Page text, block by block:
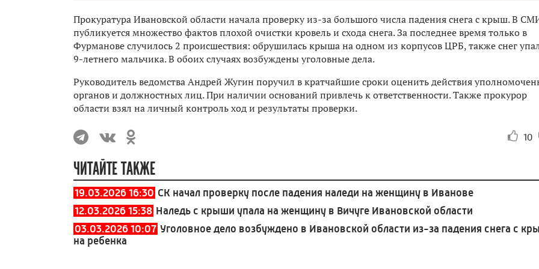
Прокуратура Ивановской области начала проверку из-за большого числа падения снега с крыш. В
публикуется множество фактов плохой очистки кровель и схода снега. За последнее время только в
Фурманове случилось 2 происшествия: обрушилась крыша на одном из корпусов ЦРБ, также снег
9-летнего мальчика. В обоих случаях возбуждены уголовные дела.
Руководитель ведомства Андрей Жугин поручил в кратчайшие сроки оценить действия
органов и должностных лиц. При наличии оснований привлечь к ответственности. Также прокурор
области взял на личный контроль ход и результаты проверки.
10
ЧИТАЙТЕ ТАКЖЕ
19.03.2026 16:30 СК начал проверку после падения наледи на женщину в Иванове
12.03.2026 15:38 Наледь с крыши упала на женщину в Вичуге Ивановской области
03.03.2026 10:07 Уголовное дело возбуждено в Ивановской области из-за падения снега с
на ребенка